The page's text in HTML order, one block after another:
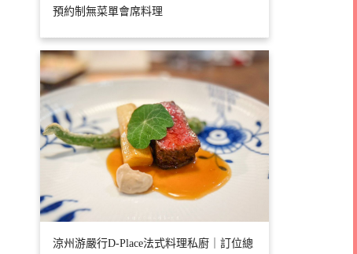
預約制無菜單會席料理
涼州游嚴行D-Place法式料理私廚｜訂位總